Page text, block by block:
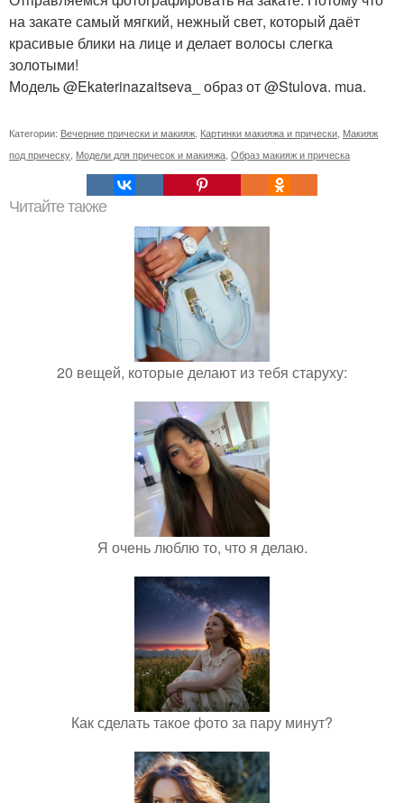
на закате самый мягкий, нежный свет, который даёт
красивые блики на лице и делает волосы слегка
золотыми!
Модель @Ekaterinazaitseva_ образ от @Stulova. mua.
Категории: Вечерние прически и макияж Картинки макияжа и прически Макияж
под прическу Модели для причесок и макияжа Образ макияж и прическа
Читайте также
20 вещей, которые делают из тебя старуху:
Я очень люблю то, что я делаю.
Как сделать такое фото за пару минут?